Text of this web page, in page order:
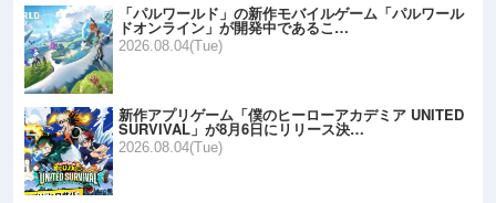
「パルワールド」の新作モバイルゲーム「パルワール
ドオンライン」が開発中であるこ…
2026.08.04(Tue)
新作アプリゲーム「僕のヒーローアカデミア UNITED
SURVIVAL」が8月6日にリリース決…
2026.08.04(Tue)